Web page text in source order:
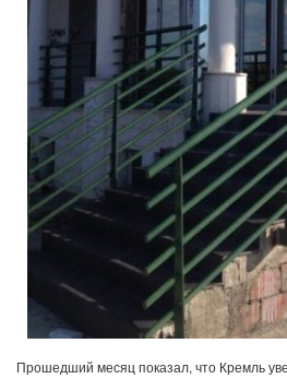
Прошедший месяц показал, что Кремль